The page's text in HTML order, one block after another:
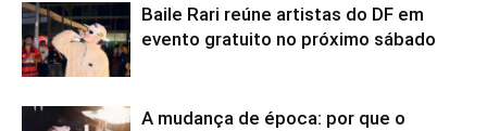
Baile Rari reúne artistas do DF em
evento gratuito no próximo sábado
A mudança de época: por que o